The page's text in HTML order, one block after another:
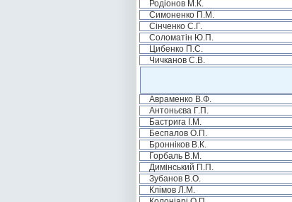
Родіонов М.К.
Симоненко П.М.
Сінченко С.Г.
Соломатін Ю.П.
Цибенко П.С.
Чичканов С.В.
Авраменко В.Ф.
Антоньєва Г.П.
Бастрига І.М.
Беспалов О.П.
Бронніков В.К.
Горбаль В.М.
Димінський П.П.
Зубанов В.О.
Клімов Л.М.